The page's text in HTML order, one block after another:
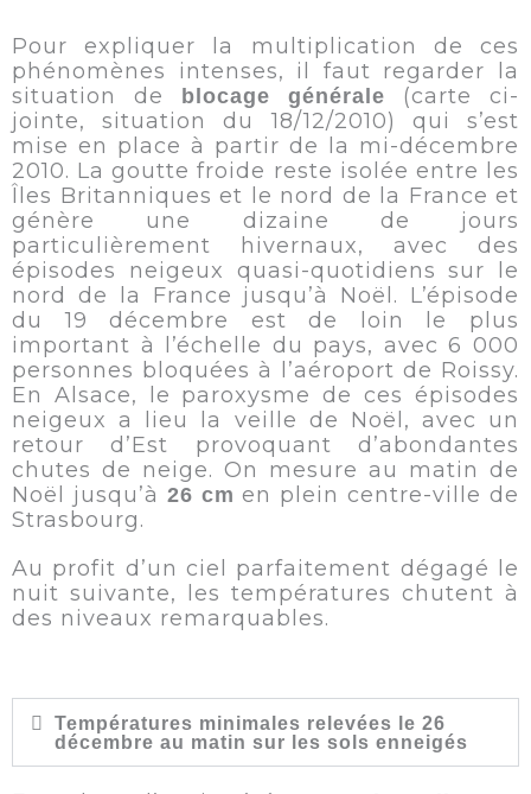
Pour expliquer la multiplication de ces
phénomènes intenses, il faut regarder la
situation de blocage générale (carte ci-
jointe, situation du 18/12/2010) qui s’est
mise en place à partir de la mi-décembre
2010. La goutte froide reste isolée entre les
Îles Britanniques et le nord de la France et
génère une dizaine de jours
particulièrement hivernaux, avec des
épisodes neigeux quasi-quotidiens sur le
nord de la France jusqu’à Noël. L’épisode
du 19 décembre est de loin le plus
important à l’échelle du pays, avec 6 000
personnes bloquées à l’aéroport de Roissy.
En Alsace, le paroxysme de ces épisodes
neigeux a lieu la veille de Noël, avec un
retour d’Est provoquant d’abondantes
chutes de neige. On mesure au matin de
Noël jusqu’à 26 cm en plein centre-ville de
Strasbourg.
Au profit d’un ciel parfaitement dégagé le
nuit suivante, les températures chutent à
des niveaux remarquables.
Températures minimales relevées le 26
décembre au matin sur les sols enneigés